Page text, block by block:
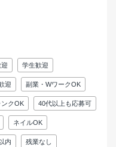
学生歓迎
迎 副業・WワークOK
ンクOK 40代以上も応募可
ネイルOK
内 残業なし